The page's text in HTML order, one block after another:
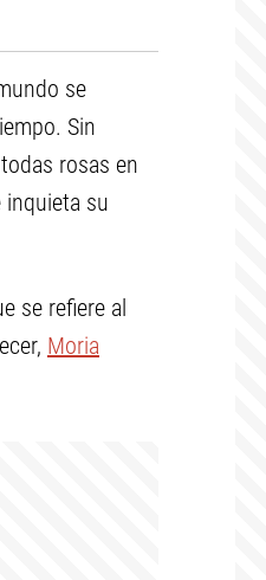
se
Sin
rosas en
inquieta su
se refiere al
Moria